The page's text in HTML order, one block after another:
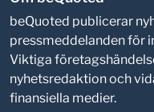
beQuoted publicerar
pressmeddelanden för
Viktiga
nyhetsredaktion och
finansiella medier.